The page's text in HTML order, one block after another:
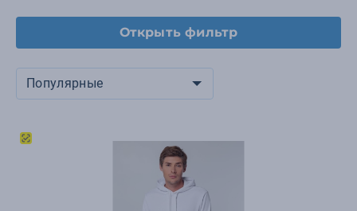
Открыть фильтр
Популярные